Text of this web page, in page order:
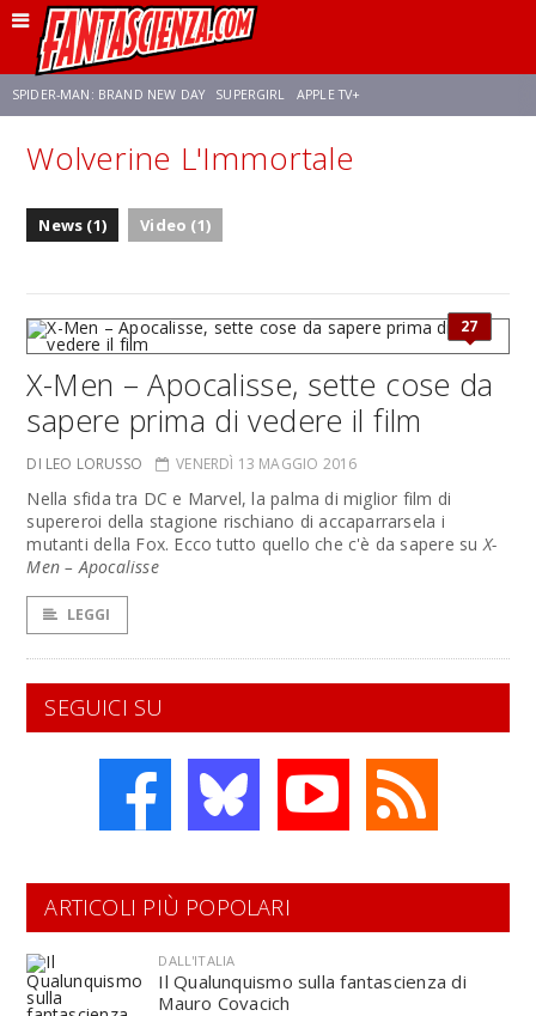
SPIDER-MAN: BRAND NEW DAY SUPERGIRL APPLE TV+
FRANCO RICCIARDIELLO ZENDAYA STAR TREK AVENGERS: DOOMSDAY
Wolverine L'Immortale
News (1) Video (1)
27
X-Men – Apocalisse, sette cose da
sapere prima di vedere il film
DI LEO LORUSSO VENERDÌ 13 MAGGIO 2016
Nella sfida tra DC e Marvel, la palma di miglior film di
supereroi della stagione rischiano di accaparrarsela i
mutanti della Fox. Ecco tutto quello che c'è da sapere suX-
Men – Apocalisse
LEGGI
SEGUICI SU
ARTICOLI PIÙ POPOLARI
DALL'ITALIA
Il Qualunquismo sulla fantascienza di
Mauro Covacich